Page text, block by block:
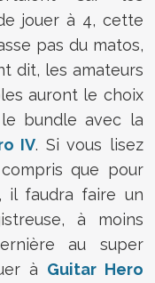
jouer à 4, cette
pas du matos,
dit, les amateurs
auront le choix
bundle avec la
IV. Si vous lisez
que pour
il faudra faire un
à moins
au super
à Guitar Hero